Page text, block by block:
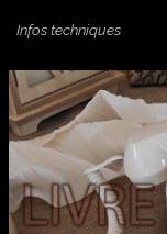
Infos techniques